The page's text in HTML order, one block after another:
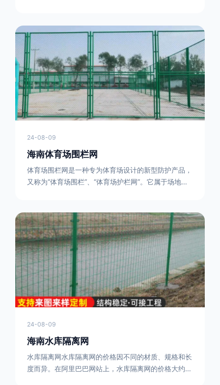
型，安装方便。桃型护栏网的安装方法如下：先固定
17631598285根色谱柱，然后将网格钩在此色谱柱
上，然后将第二根色谱柱钩在网格上，然后将其拧紧，
然后类推，一套一套的安装即可。该安装牢固美观，不
会损坏油漆表面 。桃型护栏网使
24-08-09
海南体育场围栏网
体育场围栏网是一种专为体育场设计的新型防护产品，
又称为“体育场围栏”、“体育场护栏网”。它属于场地围
整。体育场围栏网的材质有很多种，如钢丝绳网、聚酯
纤维网、玻璃纤维网等。不同材质的体育场围栏网具有
不同的特点和优缺点。例如，钢丝绳网具有强度高、耐
腐蚀、耐磨损等特点；聚酯纤维网则具有柔韧性好、透
气性好等特点。体育场围栏网是一种
24-08-09
海南水库隔离网
水库隔离网水库隔离网的价格因不同的材质、规格和长
度而异。在阿里巴巴网站上，水库隔离网的价格大约在